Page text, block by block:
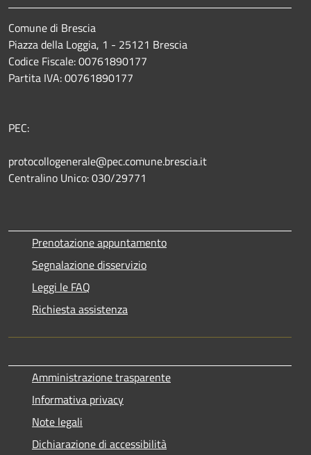
Comune di Brescia
Piazza della Loggia, 1 - 25121 Brescia
Codice Fiscale: 00761890177
Partita IVA: 00761890177
PEC:
protocollogenerale@pec.comune.brescia.it
Centralino Unico: 030/29771
Prenotazione appuntamento
Segnalazione disservizio
Leggi le FAQ
Richiesta assistenza
Amministrazione trasparente
Informativa privacy
Note legali
Dichiarazione di accessibilità